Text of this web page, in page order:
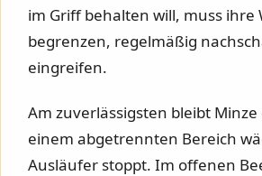
im Griff behalten will, muss ihre
begrenzen, regelmäßig
eingreifen.
Am zuverlässigsten bleibt
einem abgetrennten Bereich
Ausläufer stoppt. Im offenen